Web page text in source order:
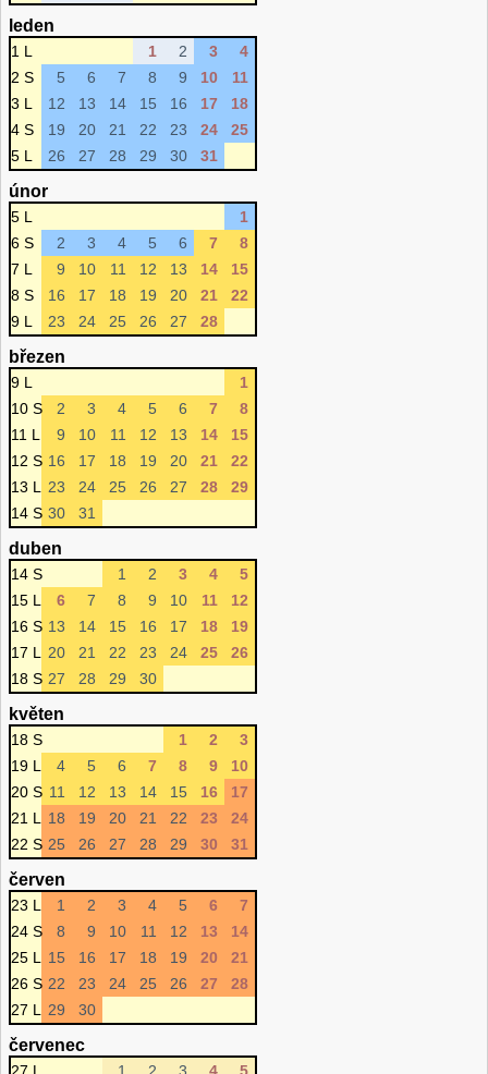
leden
1 L 1 2 3
4
2 S
5 6 7 8 9 10
11
3 L
12 13 14 15 16 17
18
4 S
19 20 21 22 23 24
25
5 L
26 27 28 29 30 31
únor
5 L
1
6 S
2 3 4 5 6 7
8
7 L
9 10 11 12 13 14
15
8 S
16 17 18 19 20 21
22
9 L
23 24 25 26 27 28
březen
9 L
1
10 S
2 3 4 5 6 7
8
11 L
9 10 11 12 13 14
15
12 S 16 17 18 19 20 21
22
13 L
23 24 25 26 27 28
29
14 S 30 31
duben
14 S 1 2 3 4
5
15 L
6 7 8 9 10 11
12
16 S 13 14 15 16 17 18
19
17 L
20 21 22 23 24 25
26
18 S 27 28 29 30
květen
18 S 1 2
3
19 L
4 5 6 7 8 9
10
20 S 11 12 13 14 15 16
17
21 L
18 19 20 21 22 23
24
22 S 25 26 27 28 29 30 31
červen
23 L 1 2 3 4 5 6
7
24 S
8 9 10 11 12 13
14
25 L
15 16 17 18 19 20
21
26 S 22 23 24 25 26 27
28
27 L
29 30
červenec